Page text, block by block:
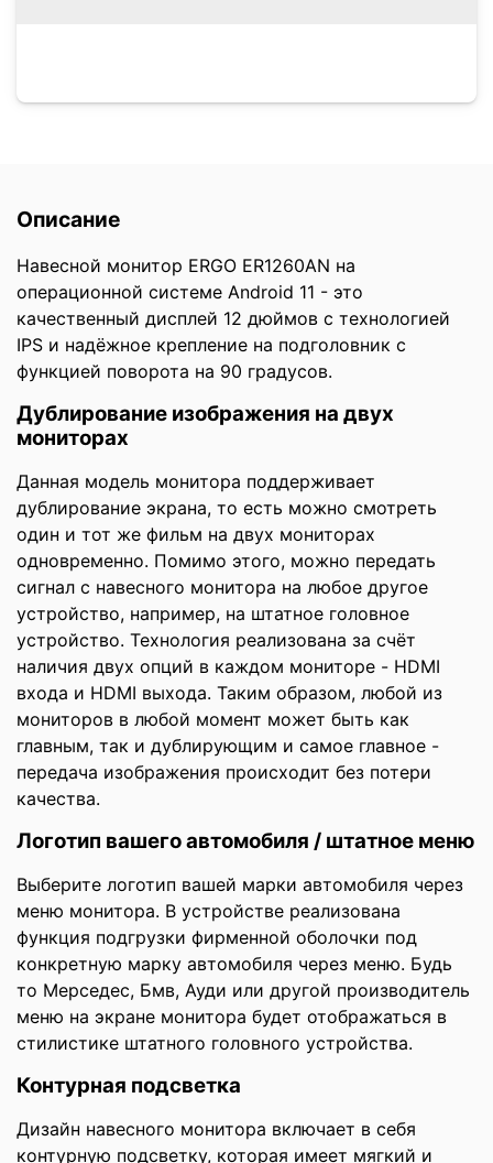
Описание
Навесной монитор ERGO ER1260AN на
операционной системе Android 11 - это
качественный дисплей 12 дюймов с технологией
IPS и надёжное крепление на подголовник с
функцией поворота на 90 градусов.
Дублирование изображения на двух
мониторах
Данная модель монитора поддерживает
дублирование экрана, то есть можно смотреть
один и тот же фильм на двух мониторах
одновременно. Помимо этого, можно передать
сигнал с навесного монитора на любое другое
устройство, например, на штатное головное
устройство. Технология реализована за счёт
наличия двух опций в каждом мониторе - HDMI
входа и HDMI выхода. Таким образом, любой из
мониторов в любой момент может быть как
главным, так и дублирующим и самое главное -
передача изображения происходит без потери
качества.
Логотип вашего автомобиля / штатное меню
Выберите логотип вашей марки автомобиля через
меню монитора. В устройстве реализована
функция подгрузки фирменной оболочки под
конкретную марку автомобиля через меню. Будь
то Мерседес, Бмв, Ауди или другой производитель
меню на экране монитора будет отображаться в
стилистике штатного головного устройства.
Контурная подсветка
Дизайн навесного монитора включает в себя
контурную подсветку, которая имеет мягкий и